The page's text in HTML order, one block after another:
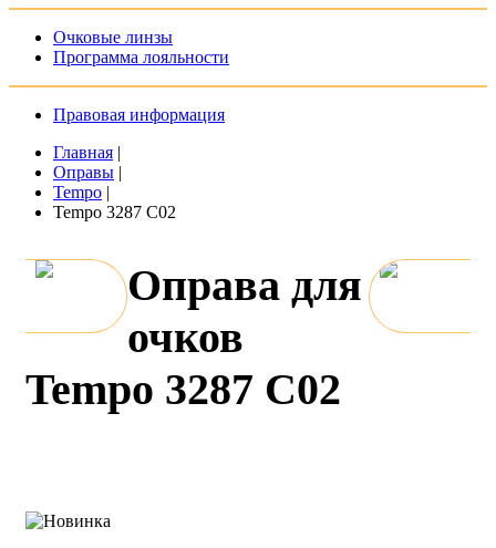
Очковые линзы
Программа лояльности
Правовая информация
Главная |
Оправы |
Tempo |
Tempo 3287 C02
Оправа для
очков
Tempo 3287 C02